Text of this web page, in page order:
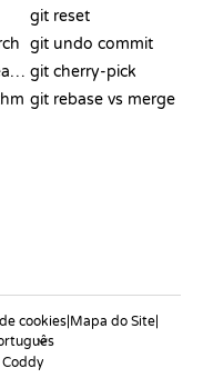
Breadth-First Search
git reset
git undo commit
git cherry-pick
git rebase vs merge
cookies|Mapa do Site|